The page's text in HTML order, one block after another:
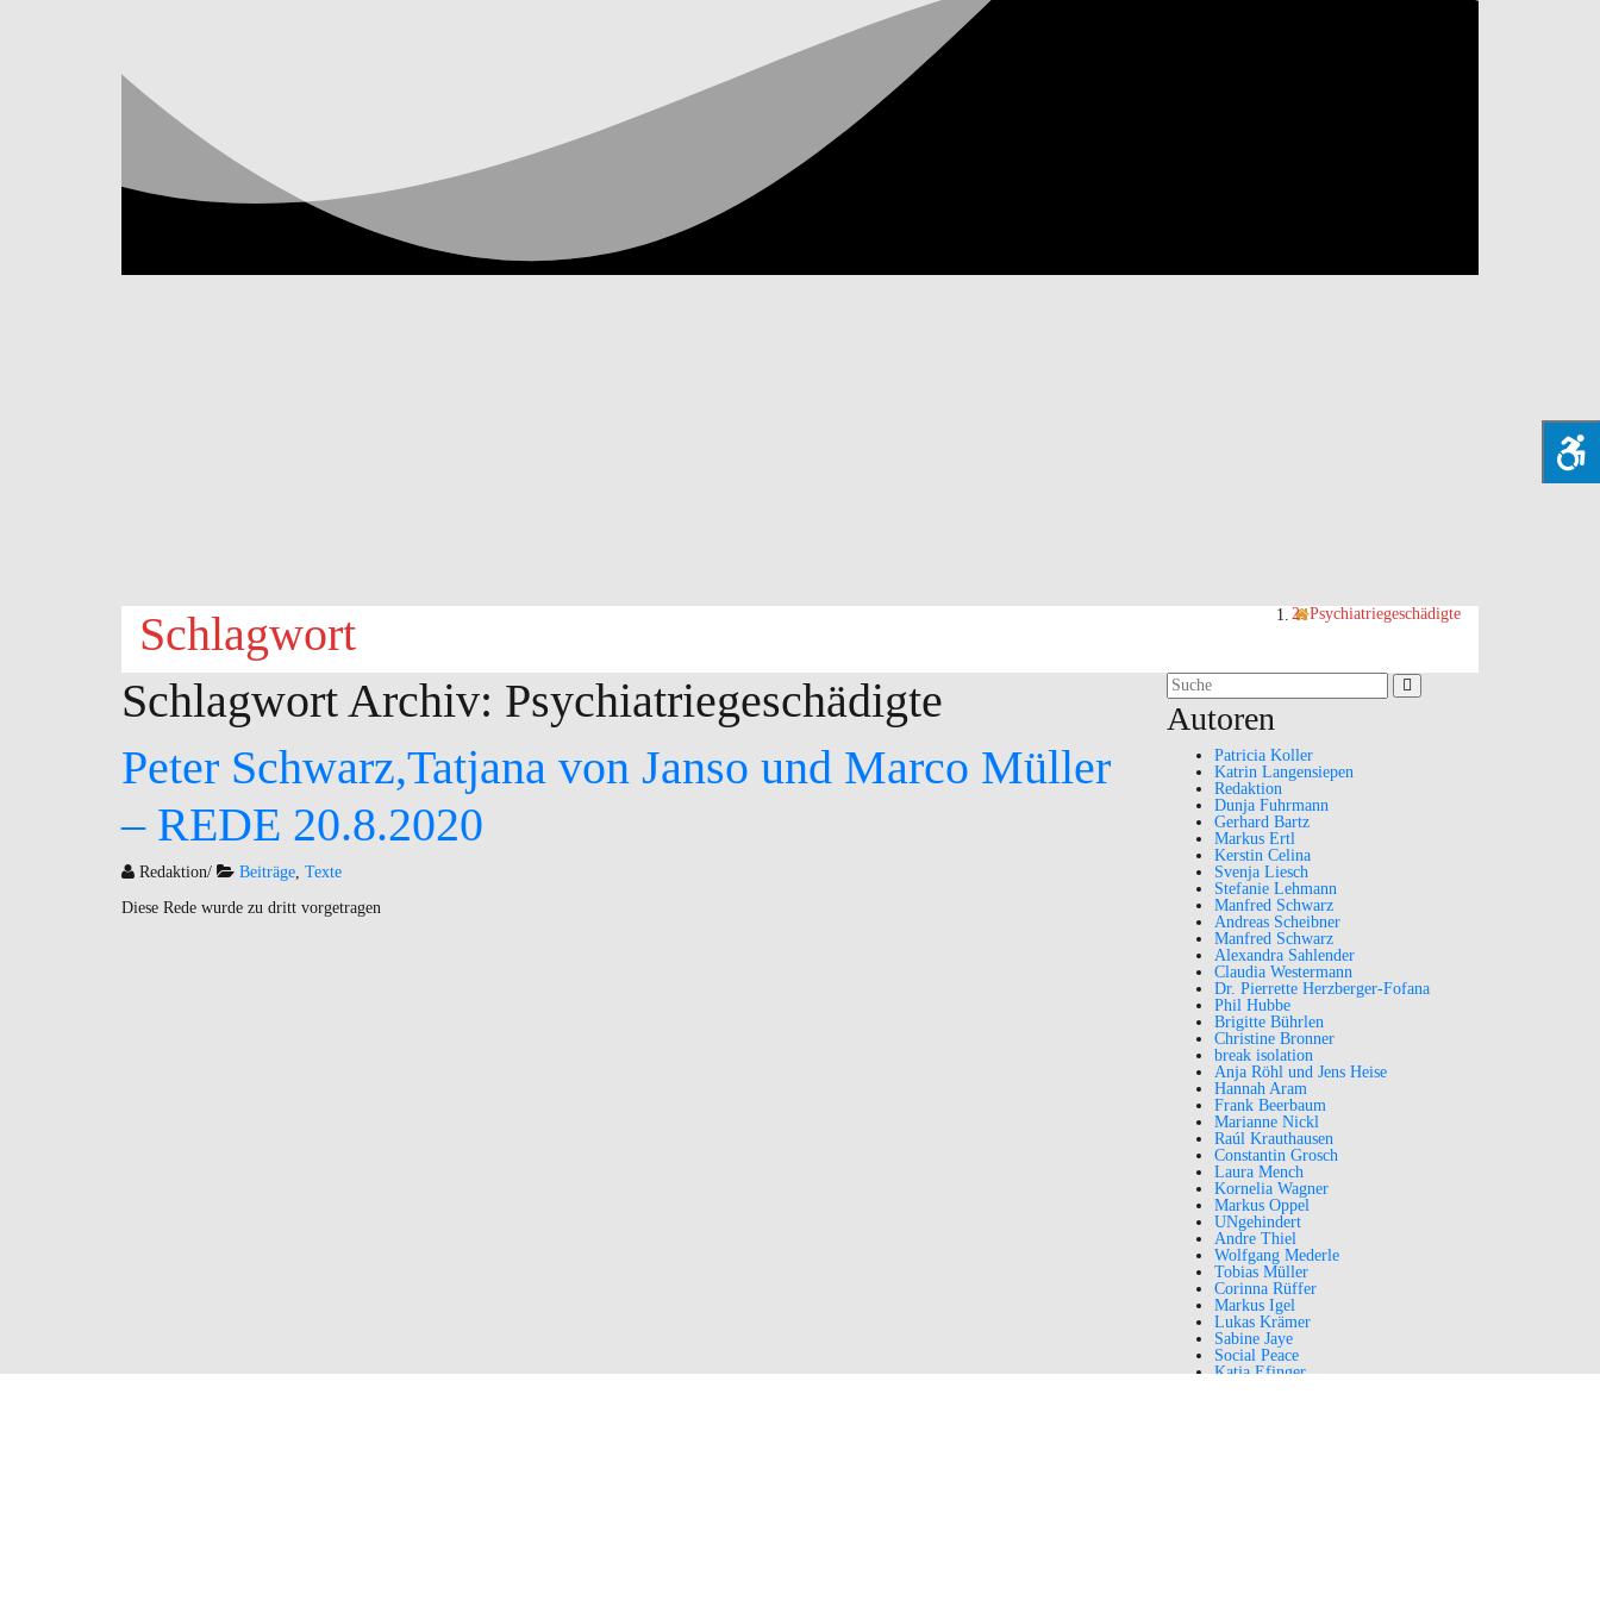
Schlagwort Psychiatriegeschädigte
Schlagwort Archiv: Psychiatriegeschädigte
Peter Schwarz,Tatjana von Janso und Marco Müller
– REDE 20.8.2020
Redaktion/ Beiträge, Texte
Diese Rede wurde zu dritt vorgetragen
Suchergebnis
für:
Autoren
Patricia Koller
Katrin Langensiepen
Redaktion
Dunja Fuhrmann
Gerhard Bartz
Markus Ertl
Kerstin Celina
Svenja Liesch
Stefanie Lehmann
Manfred Schwarz
Andreas Scheibner
Manfred Schwarz
Alexandra Sahlender
Claudia Westermann
Dr. Pierrette Herzberger-Fofana
Phil Hubbe
Brigitte Bührlen
Christine Bronner
break isolation
Anja Röhl und Jens Heise
Hannah Aram
Frank Beerbaum
Marianne Nickl
Raúl Krauthausen
Constantin Grosch
Laura Mench
Kornelia Wagner
Markus Oppel
UNgehindert
Andre Thiel
Wolfgang Mederle
Tobias Müller
Corinna Rüffer
Markus Igel
Lukas Krämer
Sabine Jaye
Social Peace
Katja Efinger